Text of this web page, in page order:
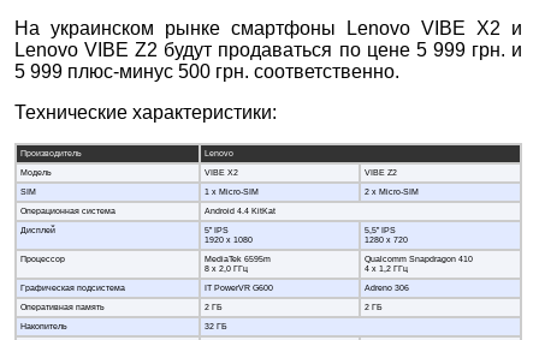
На украинском рынке смартфоны Lenovo VIBE X2 и
Lenovo VIBE Z2 будут продаваться по цене 5 999 грн. и
5 999 плюс-минус 500 грн. соответственно.
Технические характеристики:
Производитель
Lenovo
Модель
VIBE X2
VIBE Z2
SIM
1 x Micro-SIM
2 x Micro-SIM
Операционная система
Android 4.4 KitKat
Дисплей
5” IPS
1920 х 1080
5,5” IPS
1280 x 720
Процессор
MediaTek 6595m
8 x 2,0 ГГц
Qualcomm Snapdragon 410
4 x 1,2 ГГц
Графическая подсистема
IT PowerVR G600
Adreno 306
Оперативная память
2 ГБ
2 ГБ
Накопитель
32 ГБ